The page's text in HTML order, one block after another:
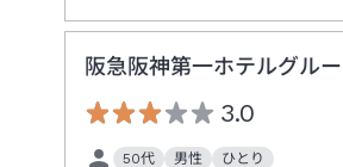
阪急阪神第一ホテルグル
3.0
50代 男性
ひとり